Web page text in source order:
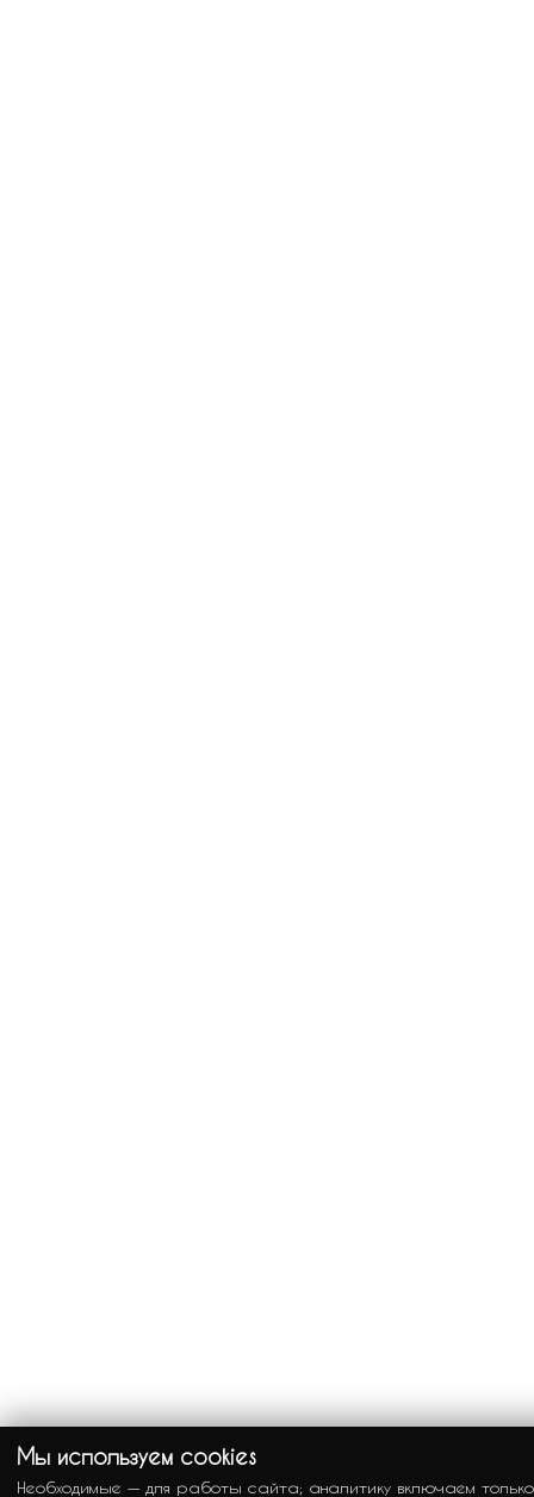
Мы используем cookies
Необходимые — для работы сайта; аналитику включаем